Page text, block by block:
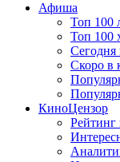
Афиша
Топ 100
Топ 100
Сегодня
Скоро в
КиноЦензор
Рейтинг